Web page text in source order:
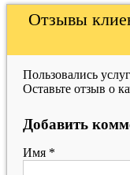
Отзывы
Пользовались
Оставьте отзыв о
Добавить
Имя *